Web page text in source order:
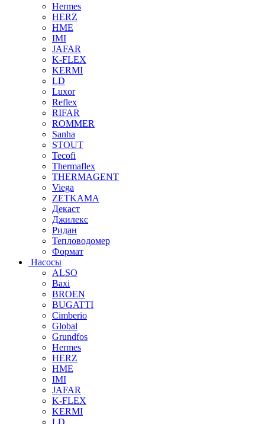
Hermes
HERZ
HME
IMI
JAFAR
K-FLEX
KERMI
LD
Luxor
Reflex
RIFAR
ROMMER
Sanha
STOUT
Tecofi
Thermaflex
THERMAGENT
Viega
ZETKAMA
Декаст
Джилекс
Ридан
Тепловодомер
Формат
Насосы
ALSO
Baxi
BROEN
BUGATTI
Cimberio
Global
Grundfos
Hermes
HERZ
HME
IMI
JAFAR
K-FLEX
KERMI
LD